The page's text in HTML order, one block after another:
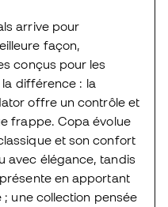
arrive pour
façon,
conçus pour les
différence : la
offre un contrôle et
frappe. Copa évolue
et son confort
avec élégance, tandis
en apportant
une collection pensée